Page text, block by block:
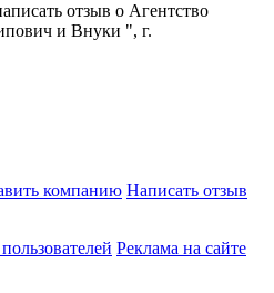
отзыв о Агентство
и Внуки ", г.
компанию Написать отзыв
Реклама на сайте